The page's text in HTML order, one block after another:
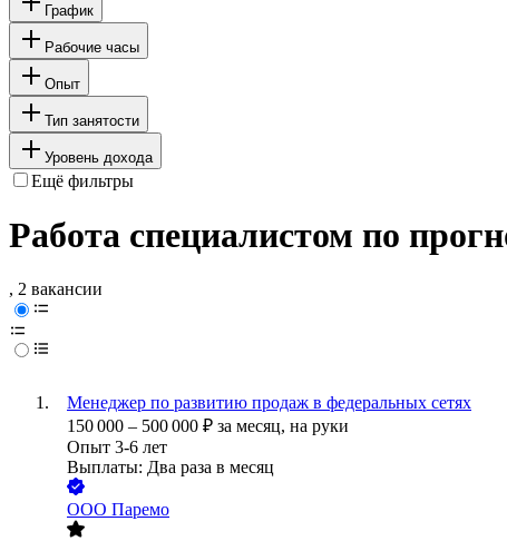
График
Рабочие часы
Опыт
Тип занятости
Уровень дохода
Ещё фильтры
Работа специалистом по
, 2 вакансии
Менеджер по развитию продаж в федеральных сетях
150 000 – 500 000 ₽ за месяц, на руки
Опыт 3-6 лет
Выплаты: Два раза в месяц
ООО Паремо